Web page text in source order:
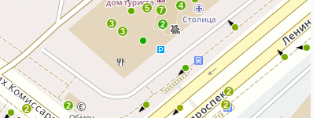
2 2
2
2
4
7
2
5
3
3